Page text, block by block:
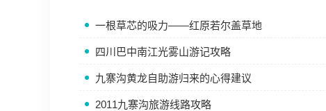
一根草芯的吸力——红原若尔盖草地
四川巴中南江光雾山游记攻略
九寨沟黄龙自助游归来的心得建议
2011九寨沟旅游线路攻略